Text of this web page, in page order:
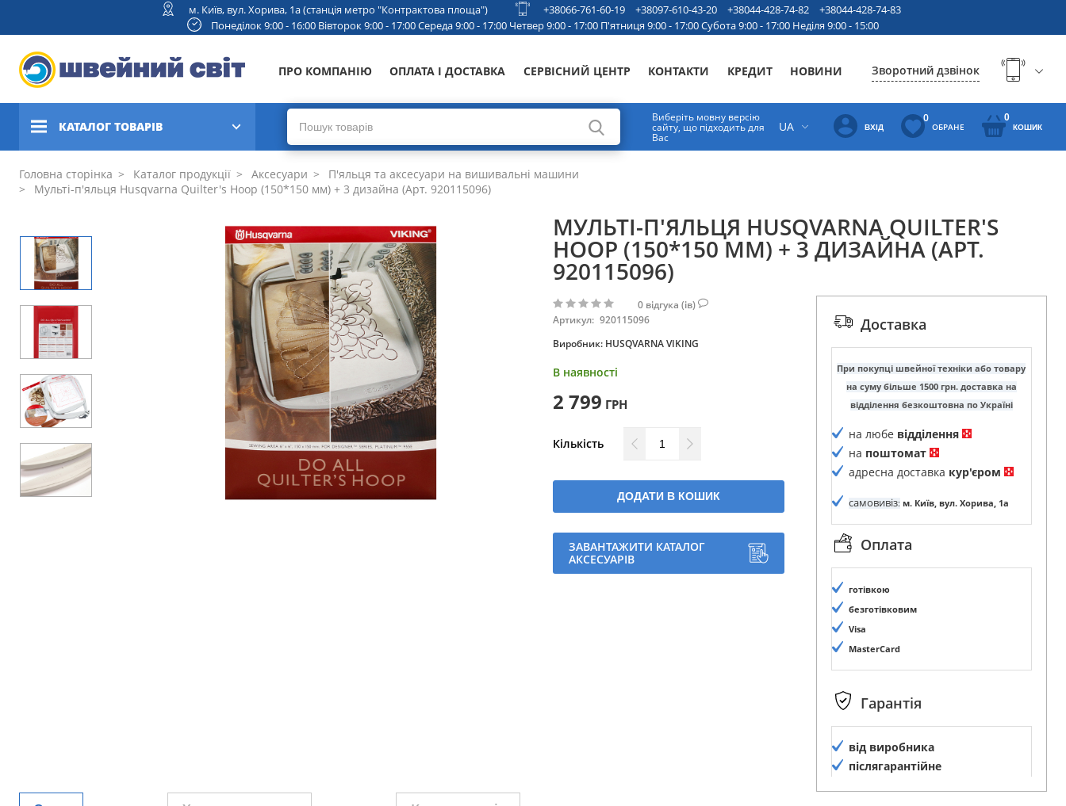
м. Київ, вул. Хорива, 1а (станція метро "Контрактова площа") +38066-761-60-19 +38097-610-43-20 +38044-428-74-82
+38044-428-74-83
Понеділок 9:00 - 16:00 Вівторок 9:00 - 17:00 Середа 9:00 - 17:00 Четвер 9:00 - 17:00 П'ятниця 9:00 - 17:00 Субота 9:00 - 17:00 Неділя 9:00 - 15:00
ПРО КОМПАНІЮ ОПЛАТА І ДОСТАВКА СЕРВІСНИЙ ЦЕНТР КОНТАКТИ КРЕДИТ НОВИНИ Зворотний дзвінок
КАТАЛОГ ТОВАРІВ
Швейні машини
Коверлоки, оверлоки,
плоскошовні машини
Аксесуари
Бренди
Виберіть мовну версію
сайту, що підходить для
Вас
UA ВХІД
0
ОБРАНЕ
0
КОШИК
Головна сторінка Каталог продукції Аксесуари
П'яльця та аксесуари на вишивальні машини
Мульті-п'яльця Husqvarna Quilter's Hoop (150*150 мм) + 3 дизайна (Арт. 920115096)
МУЛЬТІ-П'ЯЛЬЦЯ HUSQVARNA QUILTER'S
HOOP (150*150 ММ) + 3 ДИЗАЙНА (АРТ.
920115096)
0 відгука (ів)
Артикул: 920115096
Виробник: HUSQVARNA VIKING
В наявності
2 799 ГРН
Кількість
ДОДАТИ В КОШИК
ЗАВАНТАЖИТИ КАТАЛОГ
АКСЕСУАРІВ
Доставка
При покупці швейної техніки або товару
на суму більше 1500 грн. доставка на
відділення безкоштовна по Україні
на любе відділення
на поштомат
адресна доставка кур'єром
самовивіз: м. Київ, вул. Хорива, 1а
Оплата
готівкою
безготівковим
Visa
MasterCard
Гарантія
від виробника
післягарантійне